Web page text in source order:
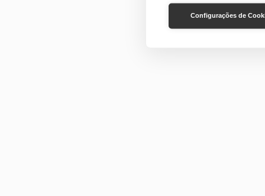
Configurações de